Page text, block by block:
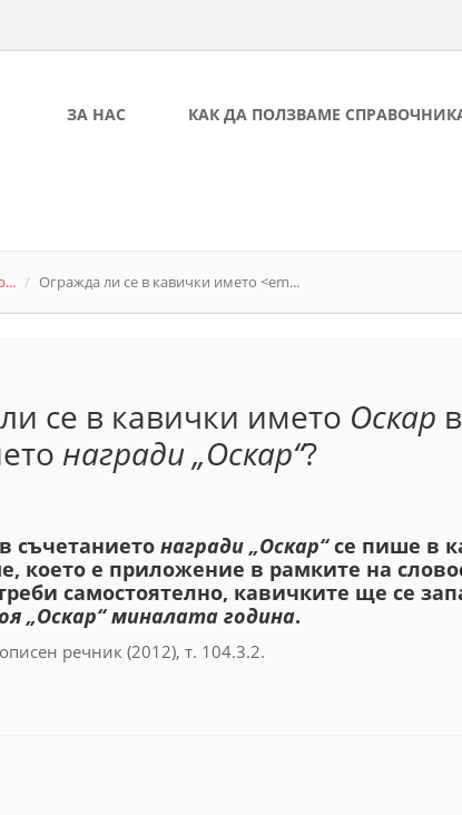
ЗА НАС КАК ДА ПОЛЗВАМЕ
Огражда ли се в кавички името <em...
се в кавички името Оскар в
награди „Оскар“?
в съчетанието награди „Оскар“се пише в
което е приложение в рамките на
самостоятелно, кавичките ще се
„Оскар“ миналата година.
речник (2012), т. 104.3.2.